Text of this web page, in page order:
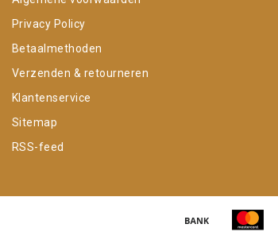
Privacy Policy
Betaalmethoden
Verzenden & retourneren
Klantenservice
Sitemap
RSS-feed